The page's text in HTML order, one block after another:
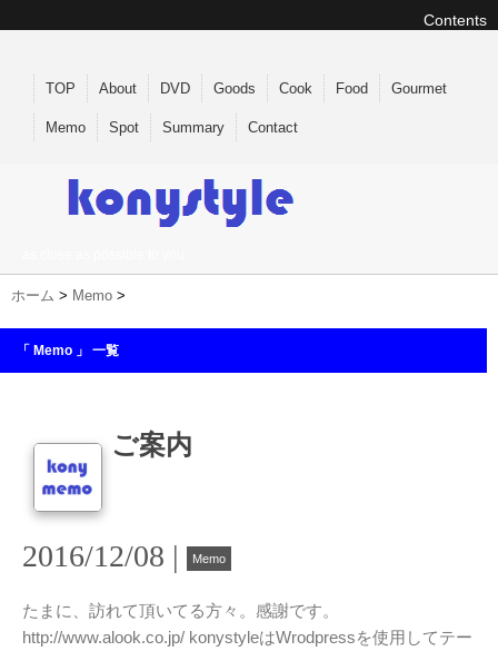
Contents
TOP About DVD Goods Cook Food Gourmet
Memo Spot Summary Contact
ホーム > Memo >
「 Memo 」 一覧
ご案内
2016/12/08 | Memo
たまに、訪れて頂いてる方々。感謝です。
http://www.alook.co.jp/ konystyleはWrodpressを使用してテー